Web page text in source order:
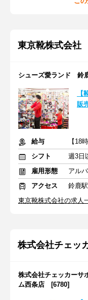
東京靴株式会社
シューズ愛ランド 鈴
販
給与
シフト
週3日
雇用形態
アル
アクセス
鈴鹿
東京靴株式会社の求人
株式会社チェッ
株式会社チェッカー
ム西条店 [6780]